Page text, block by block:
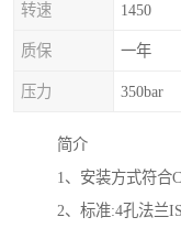
转速 1450
质保 一年
压力 350bar
简介
1、安装方式符合
2、标准:4孔法兰